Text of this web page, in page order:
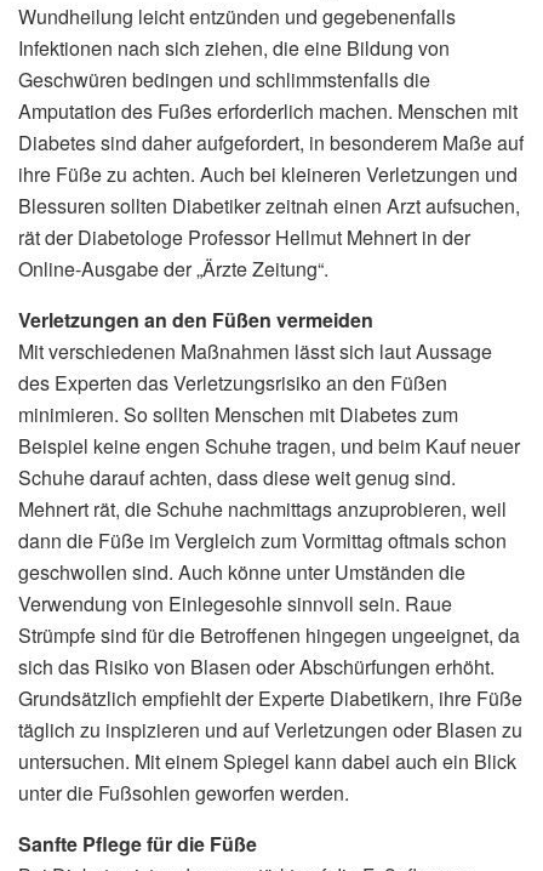
Wundheilung leicht entzünden und gegebenenfalls
Infektionen nach sich ziehen, die eine Bildung von
Geschwüren bedingen und schlimmstenfalls die
Amputation des Fußes erforderlich machen. Menschen mit
Diabetes sind daher aufgefordert, in besonderem Maße auf
ihre Füße zu achten. Auch bei kleineren Verletzungen und
Blessuren sollten Diabetiker zeitnah einen Arzt aufsuchen,
rät der Diabetologe Professor Hellmut Mehnert in der
Online-Ausgabe der „Ärzte Zeitung“.
Verletzungen an den Füßen vermeiden
Mit verschiedenen Maßnahmen lässt sich laut Aussage
des Experten das Verletzungsrisiko an den Füßen
minimieren. So sollten Menschen mit Diabetes zum
Beispiel keine engen Schuhe tragen, und beim Kauf neuer
Schuhe darauf achten, dass diese weit genug sind.
Mehnert rät, die Schuhe nachmittags anzuprobieren, weil
dann die Füße im Vergleich zum Vormittag oftmals schon
geschwollen sind. Auch könne unter Umständen die
Verwendung von Einlegesohle sinnvoll sein. Raue
Strümpfe sind für die Betroffenen hingegen ungeeignet, da
sich das Risiko von Blasen oder Abschürfungen erhöht.
Grundsätzlich empfiehlt der Experte Diabetikern, ihre Füße
täglich zu inspizieren und auf Verletzungen oder Blasen zu
untersuchen. Mit einem Spiegel kann dabei auch ein Blick
unter die Fußsohlen geworfen werden.
Sanfte Pflege für die Füße